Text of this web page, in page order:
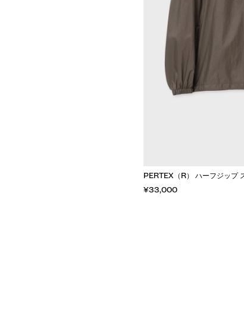
PERTEX（R） ハーフジップ
¥33,000